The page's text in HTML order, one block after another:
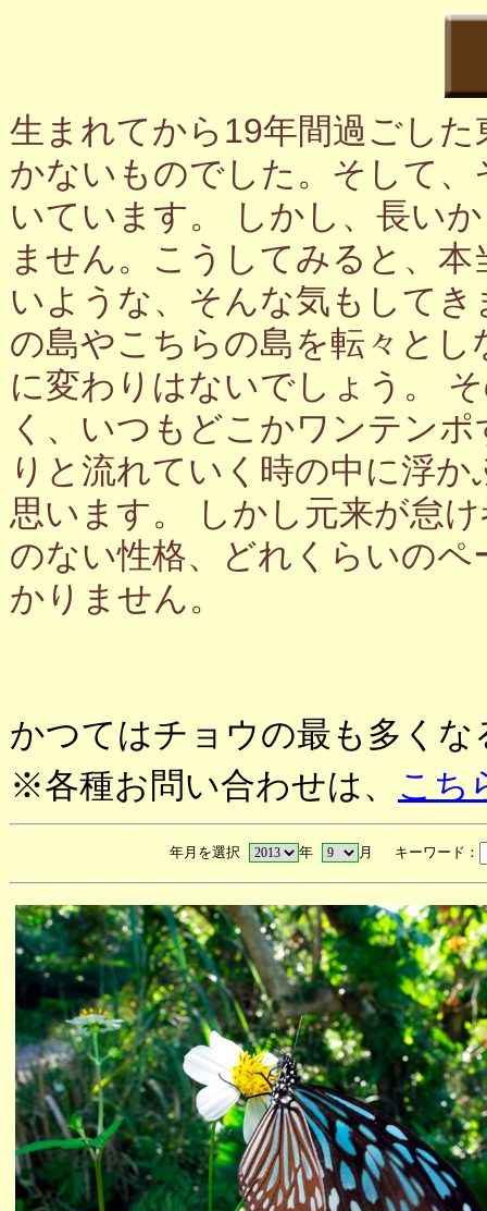
生まれてから19年間過ごし
かないものでした。そして
いています。 しかし、長い
ません。こうしてみると、
いような、そんな気もして
の島やこちらの島を転々と
に変わりはないでしょう。
く、いつもどこかワンテン
りと流れていく時の中に浮
思います。 しかし元来が怠
のない性格、どれくらいの
かりません。
かつてはチョウの最も多く
※各種お問い合わせは、 こち
年月を選択 年 月 キーワード：